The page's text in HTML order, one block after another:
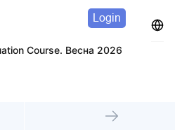
Login
Course. Весна 2026